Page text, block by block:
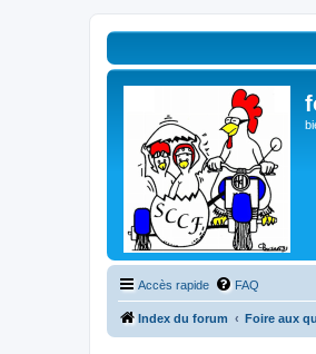
Accès rapide FAQ
Index du forum Foire aux